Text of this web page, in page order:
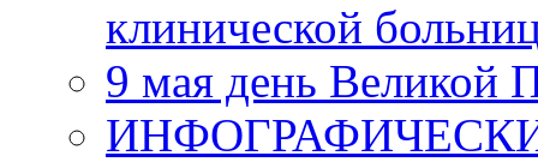
клинической
9 мая день Великой